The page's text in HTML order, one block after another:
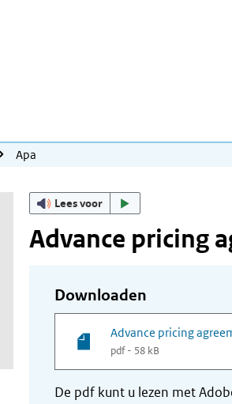
Apa
Lees voor
Advance pricing
Downloaden
Advance pricing
pdf - 58 kB
De pdf kunt u lezen met